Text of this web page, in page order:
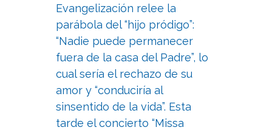
Evangelización relee la
parábola del “hijo pródigo”:
“Nadie puede permanecer
fuera de la casa del Padre”, lo
cual sería el rechazo de su
amor y “conduciría al
sinsentido de la vida”. Esta
tarde el concierto “Missa